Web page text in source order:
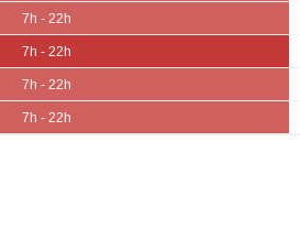
7h - 22h
7h - 22h
7h - 22h
7h - 22h